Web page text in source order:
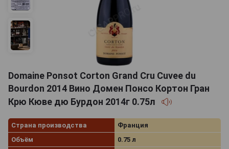
Domaine Ponsot Corton Grand Cru Cuvee du
Bourdon 2014 Вино Домен Понсо Кортон Гран
Крю Кюве дю Бурдон 2014г 0.75л
Страна производства
Франция
Объём
0.75 л